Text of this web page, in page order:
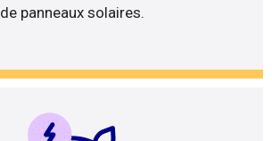
de panneaux solaires.